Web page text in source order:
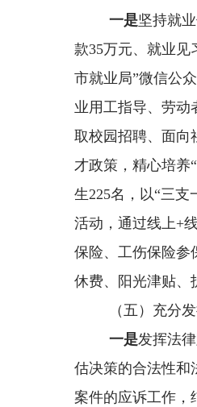
一是坚持就
款35万元、就业见
市就业局”微信公
业用工指导、劳动
取校园招聘、面向
才政策，精心培养“
生225名，以“三支
活动，通过线上+
保险、工伤保险参
休费、阳光津贴、
（五） 充分
一是发挥法
估决策的合法性和
案件的应诉工作，